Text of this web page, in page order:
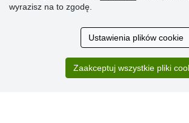
Zakup przebiegł sprawnie. Jestem
zadowolona. Polecam.
wyrazisz na to zgodę.
Ustawienia plików cookie
Zaakceptuj wszystkie pliki